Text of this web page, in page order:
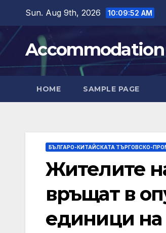
content
Sun. Aug 9th, 2026 10:09:54 AM
Accommodation
HOME SAMPLE PAGE
БЪЛГАРО-КИТАЙСКАТА ТЪРГОВСКО-
Жителите
връщат в
единици на